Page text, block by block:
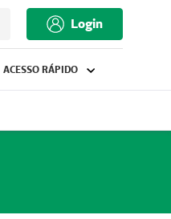
Login
ACESSO RÁPIDO